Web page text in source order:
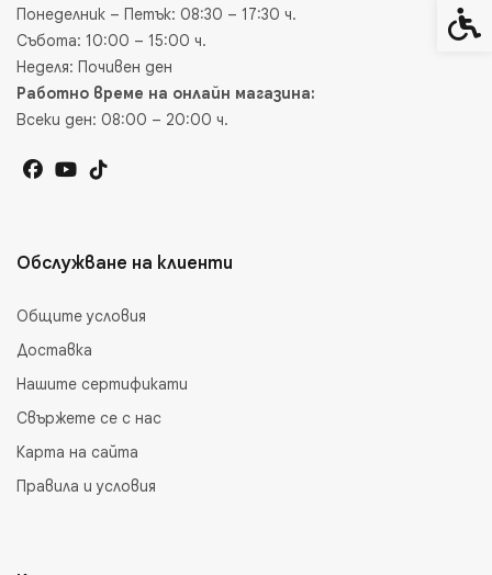
Понеделник – Петък: 08:30 – 17:30 ч.
Събота: 10:00 – 15:00 ч.
Неделя: Почивен ден
Работно време на онлайн магазина:
Всеки ден: 08:00 – 20:00 ч.
Обслужване на клиенти
Общите условия
Доставка
Нашите сертификати
Свържете се с нас
Карта на сайта
Правила и условия